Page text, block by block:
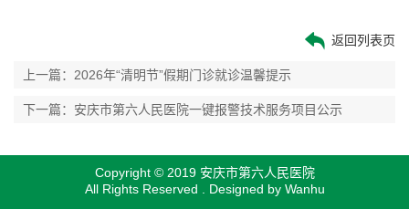
返回列表页
上一篇：2026年“清明节”假期门诊就诊温馨提示
下一篇：安庆市第六人民医院一键报警技术服务项目公示
Copyright © 2019 安庆市第六人民医院
All Rights Reserved . Designed by Wanhu